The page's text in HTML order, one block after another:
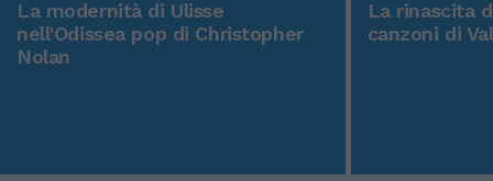
La modernità di Ulisse
nell'Odissea pop di Christopher
Nolan
La rinascita
canzoni di